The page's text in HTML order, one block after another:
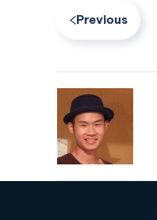
Previous